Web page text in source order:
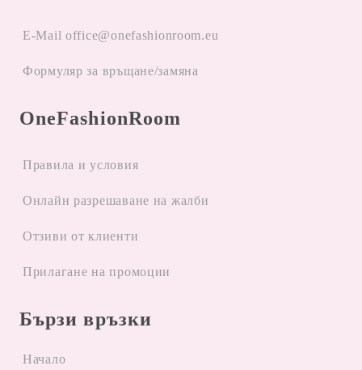
E-Mail office@onefashionroom.eu
Формуляр за връщане/замяна
OneFashionRoom
Правила и условия
Oнлайн разрешаване на жалби
Отзиви от клиенти
Прилагане на промоции
Бързи връзки
Начало